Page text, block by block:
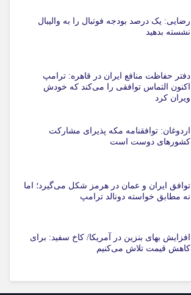
رضایی: یک درصد بودجه فوتبال را به والیبال
نشسته بدهید
دفتر حفاظت منافع ایران در قاهره: ترامپ
اکنون التماس توافقی را می‌کند که خودش
ویران کرد
اردوغان: توافقنامه مکه پذیرای مشارکت
کشورهای دوست است
توافق ایران و عمان در هرمز شکل می‌گیرد؛ اما
نه مطابق خواسته دونالد ترامپ
افزایش بهای بنزین در آمریکا/ کاخ سفید: برای
کاهش قیمت تلاش می‌کنیم